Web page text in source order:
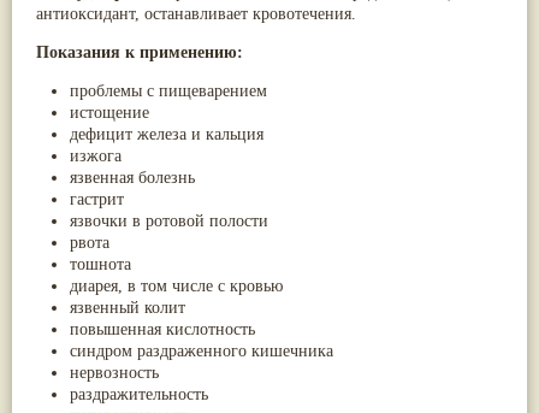
антиоксидант, останавливает кровотечения.
Показания к применению:
проблемы с пищеварением
истощение
дефицит железа и кальция
изжога
язвенная болезнь
гастрит
язвочки в ротовой полости
рвота
тошнота
диарея, в том числе с кровью
язвенный колит
повышенная кислотность
синдром раздраженного кишечника
нервозность
раздражительность
Пармелия(10)
Ашока(9)
Данти(9)
Мурва(9)
Птерокарпус мешковидный(9)
Юстиция сосудистая/Васака
Жасмин(8)
Каранджа(8)
Касторовое масло(8)
Кутаки(8)
Мята(8)
Пушкара(8)
more...